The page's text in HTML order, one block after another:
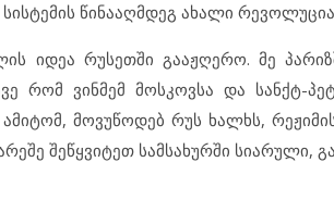
წინააღმდეგ ახალი
იდეა რუსეთში გააჟღერო. მე
რომ ვინმემ მოსკოვსა და სანქტ-
მოვუწოდებ რუს ხალხს,
შეწყვიტეთ სამსახურში სიარული,